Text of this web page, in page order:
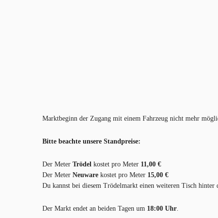
Marktbeginn der Zugang mit einem Fahrzeug nicht mehr
Bitte beachte unsere Standpreise:
Der Meter Trödel kostet pro Meter 11,00 €
Der Meter Neuware kostet pro Meter 15,00 €
Du kannst bei diesem Trödelmarkt einen weiteren Tisch
Der Markt endet an beiden Tagen um 18:00 Uhr.